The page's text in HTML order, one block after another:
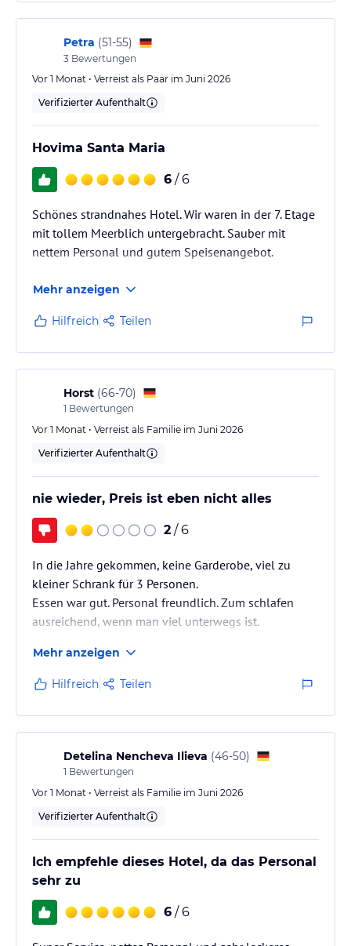
Pfand und einer kleinen Gebühr).
Das HOVIMA Santa Maria bietet alle Einrichtungen, um Ihren
Urlaub zu einem angenehmen Erlebnis werden zu lassen:
-Chill-out Terrasse.
-Beheizter Swimming-pool (November bis März).
-Beheiztes Kinderbecken (November bis März).
-Spielzimmer, TV-Raum, Konferenzraum.
-Tennisplatz, Tischtennis und Billard.
-Internetzugang (gegen Gebühr).
-WiFi im ganzen Hotel (ohne Gebühr nur in der Empfangshalle).
-Friseur, Waschsalon.
-Kostenloses Parken (nach Verfügbarkeit) und Garagenparkplätze
(gegen Gebühr).
ohne Gewähr und ohne Prüfung durch HolidayCheck. Bitte
lies vor der Buchung die verbindlichen
jeweiligen Veranstalters.
Petra (51-55)
3 Bewertungen
Vor 1 Monat • Verreist als Paar im Juni 2026
Verifizierter Aufenthalt
Hovima Santa Maria
6 / 6
Schönes strandnahes Hotel. Wir waren in der 7. Etage
mit tollem Meerblich untergebracht. Sauber mit
nettem Personal und gutem Speisenangebot.
Mehr anzeigen
Hilfreich Teilen
Horst (66-70)
1 Bewertungen
Vor 1 Monat • Verreist als Familie im Juni 2026
Verifizierter Aufenthalt
nie wieder, Preis ist eben nicht alles
2 / 6
In die Jahre gekommen, keine Garderobe, viel zu
kleiner Schrank für 3 Personen.
Essen war gut. Personal freundlich. Zum schlafen
ausreichend, wenn man viel unterwegs ist.
.Mehr anzeigen
Hilfreich Teilen
Detelina Nencheva Ilieva (46-50)
1 Bewertungen
Vor 1 Monat • Verreist als Familie im Juni 2026
Verifizierter Aufenthalt
Ich empfehle dieses Hotel, da das Personal
sehr zu
6 / 6